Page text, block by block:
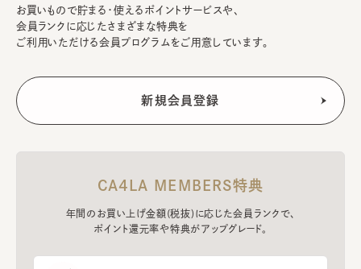
お買いもので貯まる・使えるポイントサービスや、
会員ランクに応じたさまざまな特典を
ご利用いただける会員プログラムをご用意しています。
CA4LA MEMBERS特典
年間のお買い上げ金額(税抜)に応じた会員ランクで、
ポイント還元率や特典がアップグレード。